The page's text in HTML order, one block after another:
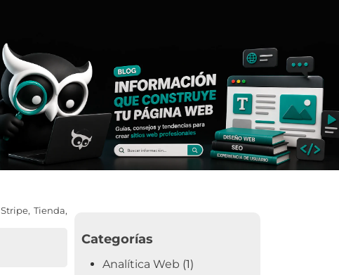
Stripe, Tienda,
Categorías
Analítica Web (1)